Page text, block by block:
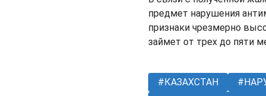
предмет нарушения
признаки чрезмерно
займет от трех до пяти
КАЗАХСТАН